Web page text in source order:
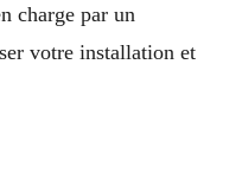
charge par un
votre installation et